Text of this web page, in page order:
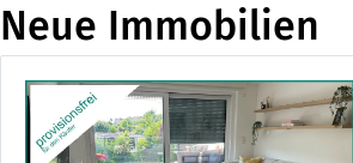
Neue Immobilien